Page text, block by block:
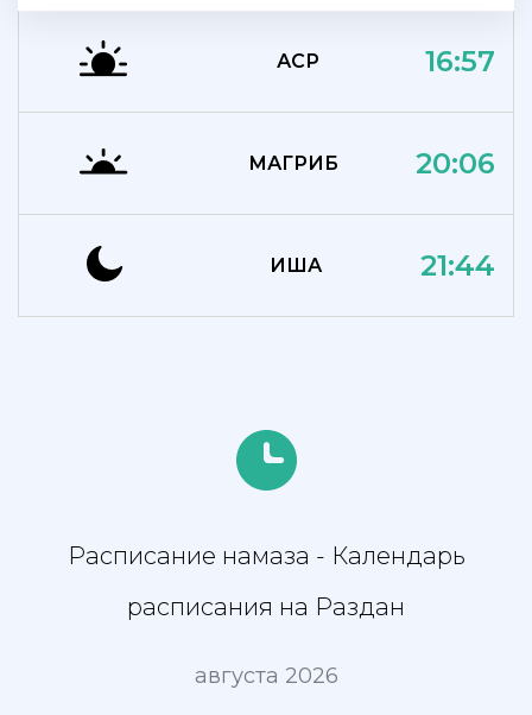
АСР 16:57
МАГРИБ 20:06
ИША 21:44
Расписание намаза - Календарь
расписания на Раздан
августа 2026